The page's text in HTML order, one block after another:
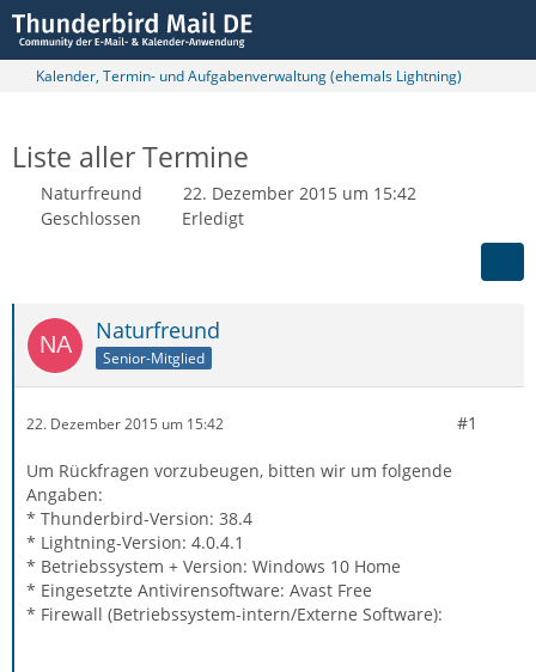
Kalender, Termin- und Aufgabenverwaltung (ehemals Lightning)
Liste aller Termine
Naturfreund
22. Dezember 2015 um 15:42
Geschlossen
Erledigt
Naturfreund
Senior-Mitglied
22. Dezember 2015 um 15:42 #1
Um Rückfragen vorzubeugen, bitten wir um folgende
Angaben:
* Thunderbird-Version: 38.4
* Lightning-Version: 4.0.4.1
* Betriebssystem + Version: Windows 10 Home
* Eingesetzte Antivirensoftware: Avast Free
* Firewall (Betriebssystem-intern/Externe Software):